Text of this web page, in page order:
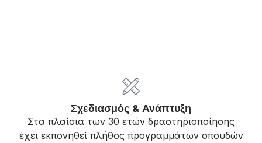
Σχεδιασμός & Ανάπτυξη
Στα πλαίσια των 30 ετών δραστηριοποίησης
έχει εκπονηθεί πλήθος προγραμμάτων σπουδών